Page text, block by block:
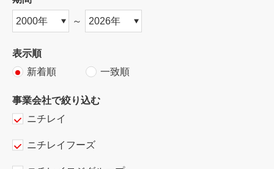
～
表示順
新着順
一致順
事業会社で絞り込む
ニチレイ
ニチレイフーズ